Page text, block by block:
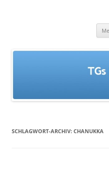
SCHLAGWORT-ARCHIV: CHANUKKA